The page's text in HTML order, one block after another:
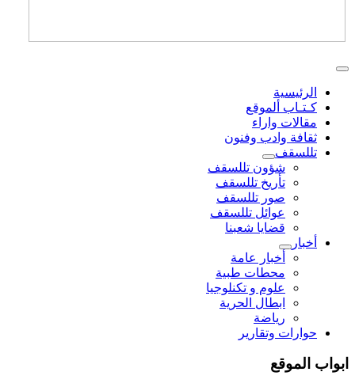
الرئيسية
كـتـاب ألموقع
مقالات واراء
ثقافة وادب وفنون
تللسقف
شؤون تللسقف
تأريخ تللسقف
صور تللسقف
عوائل تللسقف
قضايا شعبنا
أخبار
أخبار عامة
محطات طبية
علوم و تکنلوجیا
ابطال الحرية
رياضة
حوارات وتقارير
ابواب الموقع